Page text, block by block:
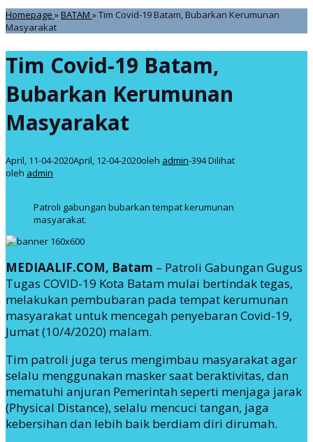
Homepage »BATAM »Tim Covid-19 Batam, Bubarkan Kerumunan
Masyarakat
Tim Covid-19 Batam,
Bubarkan Kerumunan
Masyarakat
April, 11-04-2020April, 12-04-2020oleh admin-394 Dilihat
oleh admin
Patroli gabungan bubarkan tempat kerumunan
masyarakat.
MEDIAALIF.COM, Batam – Patroli Gabungan Gugus
Tugas COVID-19 Kota Batam mulai bertindak tegas,
melakukan pembubaran pada tempat kerumunan
masyarakat untuk mencegah penyebaran Covid-19,
Jumat (10/4/2020) malam.
Tim patroli juga terus mengimbau masyarakat agar
selalu menggunakan masker saat beraktivitas, dan
mematuhi anjuran Pemerintah seperti menjaga jarak
(Physical Distance), selalu mencuci tangan, jaga
kebersihan dan lebih baik berdiam diri dirumah.